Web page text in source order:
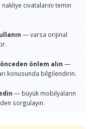
cıvatalarını temin
— varsa orijinal
önlem alın —
konusunda bilgilendirin.
— büyük mobilyaların
sorgulayın.